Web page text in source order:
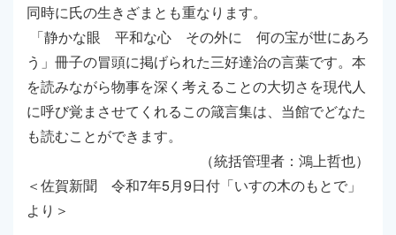
同時に氏の生きざまとも重なります。
「静かな眼 平和な心 その外に 何の宝が世にあろ
う」冊子の冒頭に掲げられた三好達治の言葉です。本
を読みながら物事を深く考えることの大切さを現代人
に呼び覚まさせてくれるこの箴言集は、当館でどなた
も読むことができます。
（統括管理者：鴻上哲也）
＜佐賀新聞 令和7年5月9日付「いすの木のもとで」
より＞